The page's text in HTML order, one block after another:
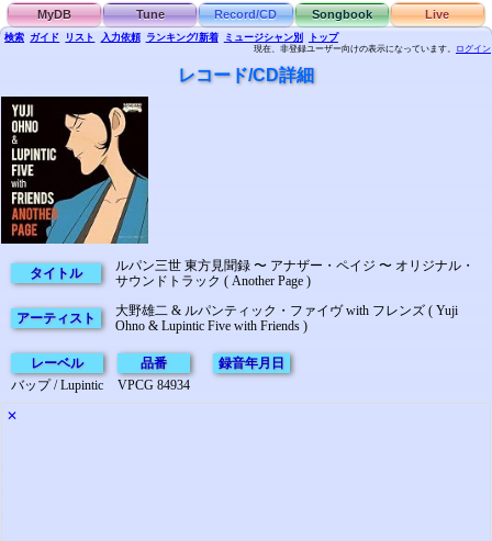
MyDB Tune Record/CD Songbook Live
検索 ガイド リスト 入力依頼 ランキング/新着 ミュージシャン別 トップ
現在、非登録ユーザー向けの表示になっています。 ログイン
レコード/CD詳細
タイトル
ルパン三世 東方見聞録 〜 アナザー・ペイジ 〜 オリジナル・
サウンドトラック ( Another Page )
アーティスト
大野雄二 & ルパンティック・ファイヴ with フレンズ ( Yuji
Ohno & Lupintic Five with Friends )
レーベル
バップ / Lupintic
品番
VPCG 84934
録音年月日
✕